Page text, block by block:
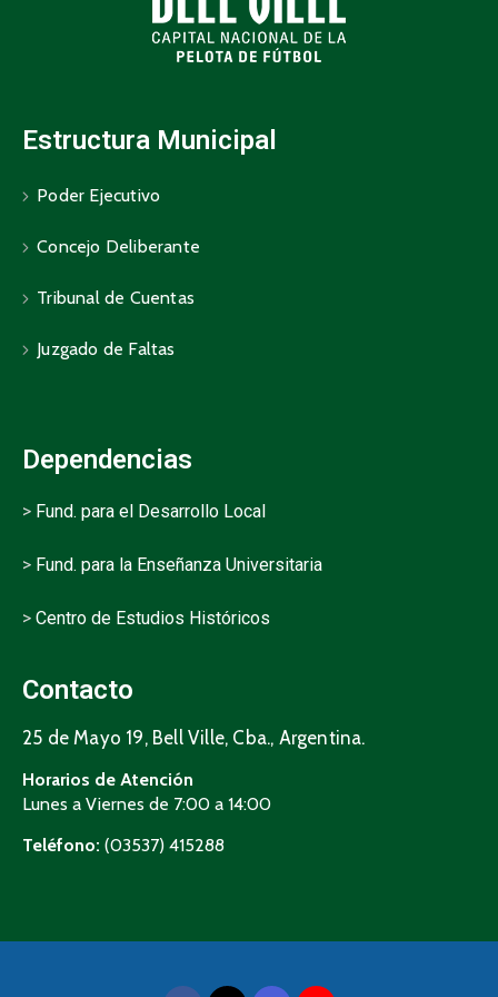
Estructura Municipal
Poder Ejecutivo
Concejo Deliberante
Tribunal de Cuentas
Juzgado de Faltas
Dependencias
> Fund. para el Desarrollo Local
> Fund. para la Enseñanza Universitaria
> Centro de Estudios Históricos
Contacto
25 de Mayo 19, Bell Ville, Cba., Argentina.
Horarios de Atención
Lunes a Viernes de 7:00 a 14:00
Teléfono: (03537) 415288